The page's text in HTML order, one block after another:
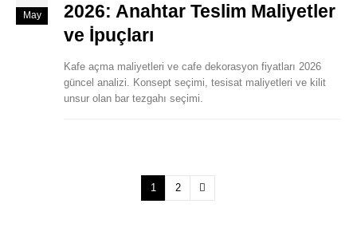
May
2026: Anahtar Teslim Maliyetler
ve İpuçları
Kafe açma maliyetleri ve cafe dekorasyon fiyatları 2026
güncel analizi. Konsept seçimi, tesisat maliyetleri ve kilit
unsur olan bar tezgahı seçimi.
1 2